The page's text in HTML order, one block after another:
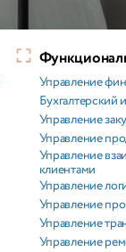
Управление
Бухгалтерский
Управление
Управление
Управление
клиентами
Управление
Управление
Управление
Управление